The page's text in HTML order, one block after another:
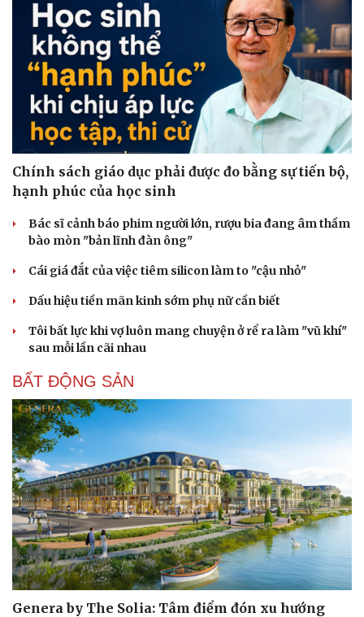
Chính sách giáo dục phải được đo bằng sự tiến bộ,
hạnh phúc của học sinh
Bác sĩ cảnh báo phim người lớn, rượu bia đang âm thầm
bào mòn "bản lĩnh đàn ông"
Cái giá đắt của việc tiêm silicon làm to "cậu nhỏ"
Dấu hiệu tiền mãn kinh sớm phụ nữ cần biết
Tôi bất lực khi vợ luôn mang chuyện ở rể ra làm "vũ khí"
sau mỗi lần cãi nhau
BẤT ĐỘNG SẢN
Genera by The Solia: Tâm điểm đón xu hướng